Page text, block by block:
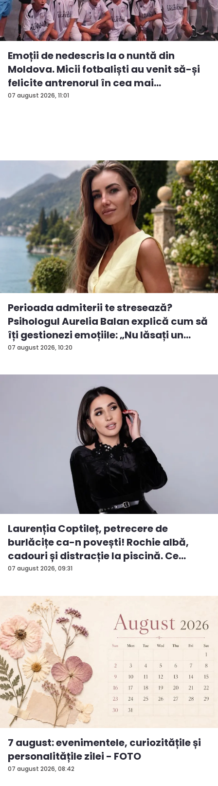
07 august 2026, 11:01
Emoții de nedescris la o nuntă din
Moldova. Micii fotbaliști au venit să-și
felicite antrenorul în cea mai
importan...
07 august 2026, 10:20
Perioada admiterii te stresează?
Psihologul Aurelia Balan explică cum să
îți gestionezi emoțiile: „Nu lăsați un
rezu...
07 august 2026, 09:31
Laurenția Coptileț, petrecere de
burlăcițe ca-n povești! Rochie albă,
cadouri și distracție la piscină. Ce
surp...
07 august 2026, 08:42
7 august: evenimentele, curiozitățile și
personalitățile zilei - FOTO